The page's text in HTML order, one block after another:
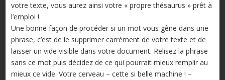
votre texte, vous aurez ainsi votre « propre thésaurus » prêt à
l’emploi !
Une bonne façon de procéder si un mot vous gêne dans une
phrase, c’est de le supprimer carrément de votre texte et de
laisser un vide visible dans votre document. Relisez la phrase
sans ce mot puis décidez de ce qui pourrait mieux remplir au
mieux ce vide. Votre cerveau – cette si belle machine ! –